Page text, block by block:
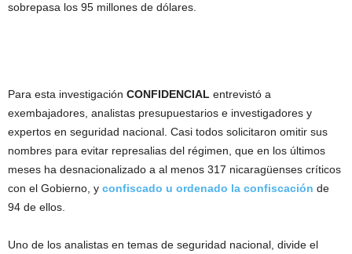
sobrepasa los 95 millones de dólares.
Para esta investigación CONFIDENCIAL entrevistó a
exembajadores, analistas presupuestarios e investigadores y
expertos en seguridad nacional. Casi todos solicitaron omitir sus
nombres para evitar represalias del régimen, que en los últimos
meses ha desnacionalizado a al menos 317 nicaragüenses críticos
con el Gobierno, y confiscado u ordenado la confiscación de
94 de ellos.
Uno de los analistas en temas de seguridad nacional, divide el